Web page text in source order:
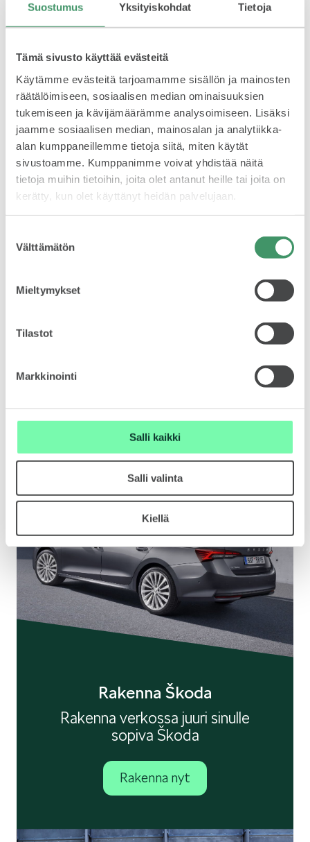
Suostumus Yksityiskohdat Tietoja
Tämä sivusto käyttää evästeitä
Käytämme evästeitä tarjoamamme sisällön ja mainosten
räätälöimiseen, sosiaalisen median ominaisuuksien
tukemiseen ja kävijämäärämme analysoimiseen. Lisäksi
jaamme sosiaalisen median, mainosalan ja analytiikka-
alan kumppaneillemme tietoja siitä, miten käytät
sivustoamme. Kumppanimme voivat yhdistää näitä
tietoja muihin tietoihin, joita olet antanut heille tai joita on
kerätty, kun olet käyttänyt heidän palvelujaan.
valinta
Välttämätön
Mieltymykset
Tilastot
Markkinointi
Salli kaikki
Salli valinta
Kiellä
FABIA
KAMIQ
KAROQ
SUPERB
Karjala-turnaus on Suomessa
vuosittain pelattava jääkiekkoturnaus,
Turnausta on pelattu vuodesta 1995,
jolloin se tunnettiin lempinimellä
Jouluturnaus. Turnaukseen
osallistuivat tuolloin Suomi, Ruotsi,
Tšekki ja Ranska.
Nykyisin Karjala-turnaukseen
osallistuvat EHT:n osallistujamaat
Suomi, Ruotsi, Tšekki sekä Sveitsi.
Suomi on turnauksen menestynein
maa, joka on juhlinut voittoa jo 13
kertaa. Mitalisijoituksia Leijonilla on
kaikkiaan 24.
Rakenna Škoda
Rakenna verkossa juuri sinulle
sopiva Škoda
Rakenna nyt